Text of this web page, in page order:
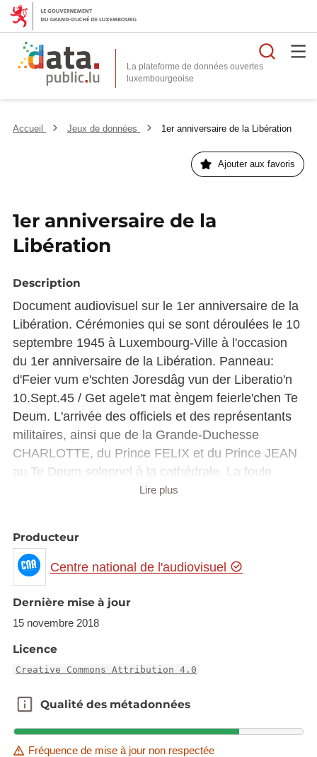
La plateforme de données ouvertes
Accueil Jeux de données 1er anniversaire de la Libération
Ajouter aux favoris
1er anniversaire de la
Libération
Description
Document audiovisuel sur le 1er anniversaire de la
Libération. Cérémonies qui se sont déroulées le 10
septembre 1945 à Luxembourg-Ville à l'occasion
du 1er anniversaire de la Libération. Panneau:
d'Feier vum e'schten Joresdâg vun der Liberatio'n
10.Sept.45 / Get agele't mat èngem feierle'chen Te
Deum. L'arrivée des officiels et des représentants
militaires, ainsi que de la Grande-Duchesse
CHARLOTTE, du Prince FELIX et du Prince JEAN
au Te Deum solennel à la cathédrale. La foule
devant la cathédrale (rue Notre-Dame) Panneau:
aux Morts (Gëlle Fra), le Ministre d'Etat Pierre
DUPONG dépose une gerbe ainsi que les
associations patriotiques. La Force Armée s'en va
précédée de la Musique militaire. La Grande-
Duchesse salue la population depuis une fenêtre
Parad. La Grande-Duchesse assiste à une parade
des troupes alliées en compagnie d'officiers
étrangers, du Prince Félix, du Prince Jean et du
Ministre d'Etat. La population est massée le long de
l'Avenue de la Liberté et sur le Pont Adolphe.
Cartons luxembourgeois.
Lire plus
Producteur
Centre national de l'audiovisuel
Dernière mise à jour
15 novembre 2018
Licence
Creative Commons Attribution 4.0
Qualité des métadonnées
Qualité des métadonnées
Fréquence de mise à jour non respectée